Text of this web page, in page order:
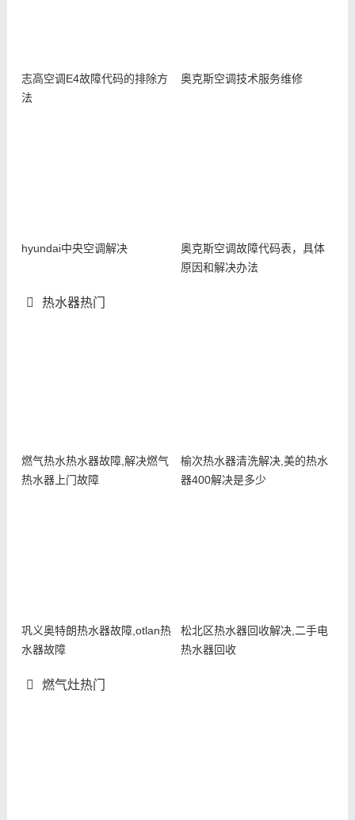
志高空调E4故障代码的排除方
法
奥克斯空调技术服务维修
hyundai中央空调解决
奥克斯空调故障代码表，具体
原因和解决办法
热水器热门
燃气热水热水器故障,解决燃气
热水器上门故障
榆次热水器清洗解决,美的热水
器400解决是多少
巩义奥特朗热水器故障,otlan热
水器故障
松北区热水器回收解决,二手电
热水器回收
燃气灶热门